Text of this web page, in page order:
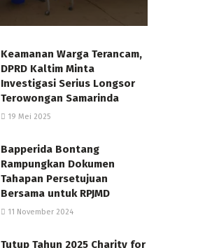
Keamanan Warga Terancam,
DPRD Kaltim Minta
Investigasi Serius Longsor
Terowongan Samarinda
19 Mei 2025
Bapperida Bontang
Rampungkan Dokumen
Tahapan Persetujuan
Bersama untuk RPJMD
11 November 2024
Tutup Tahun 2025 Charity for